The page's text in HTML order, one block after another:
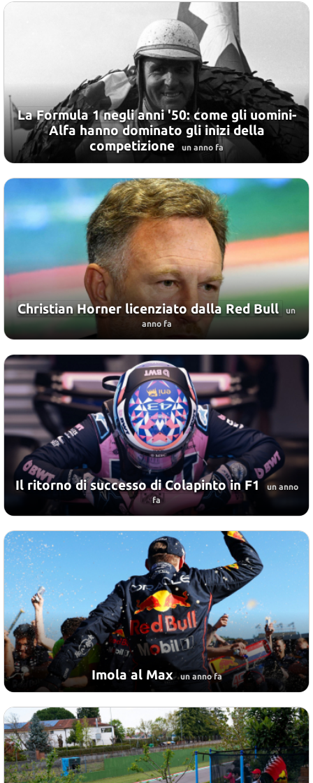
La Formula 1 negli anni '50: come gli uomini-
Alfa hanno dominato gli inizi della
competizione
un anno fa
Christian Horner licenziato dalla Red Bull un
anno fa
Il ritorno di successo di Colapinto in F1
un anno
fa
Imola al Max un anno fa